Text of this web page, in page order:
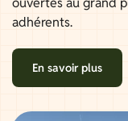
adhérents.
En savoir plus